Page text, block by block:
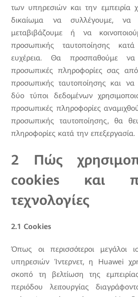
των υπηρεσιών και την εμπειρία
δικαίωμα να συλλέγουμε, να
μεταβιβάζουμε ή να
προσωπικής ταυτοποίησης
ευχέρεια. Θα προσπαθούμε
προσωπικές πληροφορίες σας
προσωπικής ταυτοποίησης και να
δύο τύποι δεδομένων
προσωπικές πληροφορίες
προσωπικής ταυτοποίησης, θα
πληροφορίες κατά την επεξεργασία.
2 Πώς
cookies και
τεχνολογίες
2.1 Cookies
Όπως οι περισσότεροι μεγάλοι
υπηρεσιών Ίντερνετ, η Huawei
σκοπό τη βελτίωση της
περιόδου λειτουργίας